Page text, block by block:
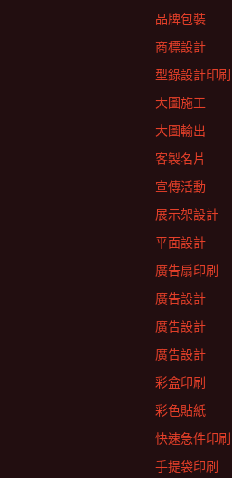
品牌包裝
商標設計
型錄設計印刷
大圖施工
大圖輸出
客製名片
宣傳活動
展示架設計
平面設計
廣告扇印刷
廣告設計
廣告設計
廣告設計
彩盒印刷
彩色貼紙
快速急件印刷
手提袋印刷